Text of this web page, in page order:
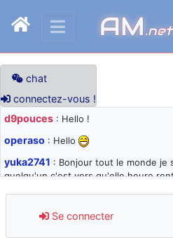
AM.net
chat
connectez-vous !
d9pouces : Hello !
operaso : Hello
yuka2741 : Bonjour tout le monde je
quelqu'un c'est vers qu'elle heure
d9pouces: désolé pour les
jours : je teste des méthodes contre
Se connecter